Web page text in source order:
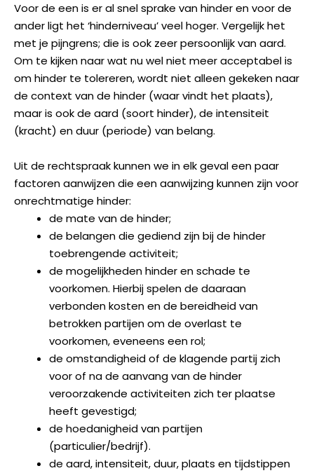
Voor de een is er al snel sprake van hinder en voor de
ander ligt het ‘hinderniveau’ veel hoger. Vergelijk het
met je pijngrens; die is ook zeer persoonlijk van aard.
Om te kijken naar wat nu wel niet meer acceptabel is
om hinder te tolereren, wordt niet alleen gekeken naar
de context van de hinder (waar vindt het plaats),
maar is ook de aard (soort hinder), de intensiteit
(kracht) en duur (periode) van belang.
Uit de rechtspraak kunnen we in elk geval een paar
factoren aanwijzen die een aanwijzing kunnen zijn voor
onrechtmatige hinder:
de mate van de hinder;
de belangen die gediend zijn bij de hinder
toebrengende activiteit;
de mogelijkheden hinder en schade te
voorkomen. Hierbij spelen de daaraan
verbonden kosten en de bereidheid van
betrokken partijen om de overlast te
voorkomen, eveneens een rol;
de omstandigheid of de klagende partij zich
voor of na de aanvang van de hinder
veroorzakende activiteiten zich ter plaatse
heeft gevestigd;
de hoedanigheid van partijen
(particulier/bedrijf).
de aard, intensiteit, duur, plaats en tijdstippen